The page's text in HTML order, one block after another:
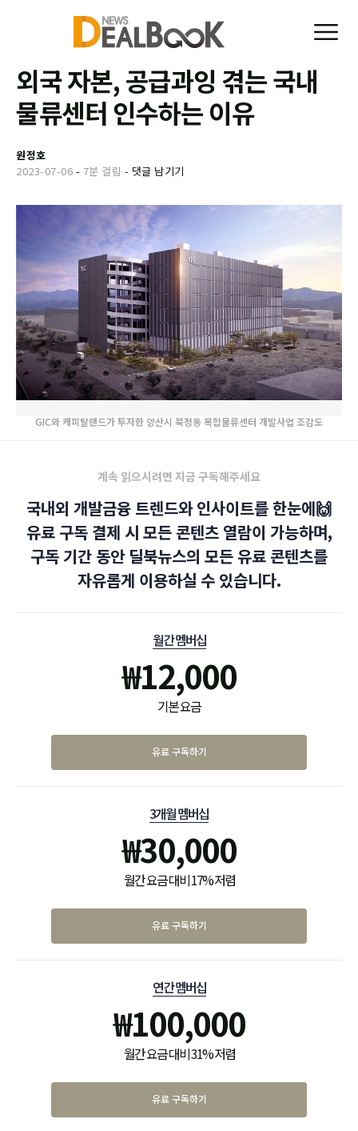
외국 자본, 공급과잉 겪는 국내
물류센터 인수하는 이유
원정호
2023-07-06 - 7분 걸림 - 댓글 남기기
GIC와 캐피탈랜드가 투자한 양산시 북정동 복합물류센터 개발사업 조감도
계속 읽으시려면 지금 구독해주세요
국내외 개발금융 트렌드와 인사이트를 한눈에🙌
유료 구독 결제 시 모든 콘텐츠 열람이 가능하며,
구독 기간 동안 딜북뉴스의 모든 유료 콘텐츠를
자유롭게 이용하실 수 있습니다.
월간 멤버십
₩12,000
기본 요금
유료 구독하기
3개월 멤버십
₩30,000
월간 요금 대비 17% 저렴
유료 구독하기
연간 멤버십
₩100,000
월간 요금 대비 31% 저렴
유료 구독하기